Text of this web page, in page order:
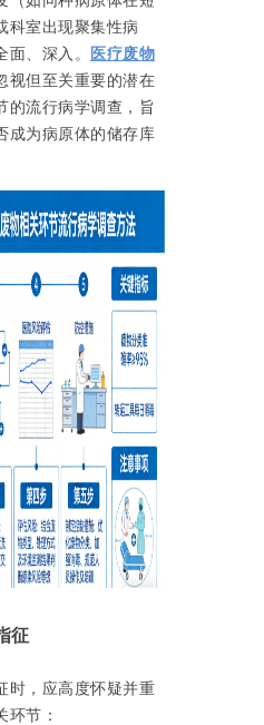
科室出现聚集性病
、深入。
医疗废物
视但至关重要的潜在
的流行病学调查，旨
成为病原体的储存库
征
时，应高度怀疑并重
环节：